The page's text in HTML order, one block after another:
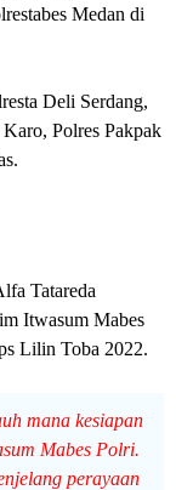
Medan di
Deli Serdang,
Polres Pakpak
Tatareda
Itwasum Mabes
Lilin Toba 2022.
mana kesiapan
Mabes Polri.
perayaan